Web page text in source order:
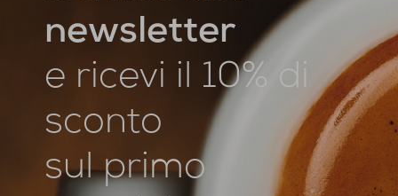
newsletter
e ricevi il 10% di
sconto
sul primo